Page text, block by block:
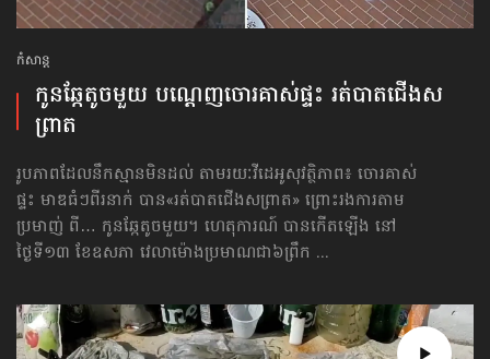
កំសាន្ដ
កូនឆ្កែ​តូចមួយ បណ្ដេញ​​ចោរគាស់​ផ្ទះ រត់​បាតជើង​ស
ព្រាត
រូបភាពដែលនឹកស្មានមិនដល់ តាមរយៈវីដេអូសុវត្ថិភាព៖ ចោរគាស់
ផ្ទះ មាឌធំៗពីរនាក់ បាន«រត់​បាតជើង​សព្រាត» ព្រោះរងការតាម
ប្រមាញ់ ពី… កូនឆ្កែតូចមួយ។ ហេតុការណ៍ បានកើតឡើង នៅ
ថ្ងៃទី១៣ ខែឧសភា វេលាម៉ោងប្រមាណជា៦ព្រឹក ...